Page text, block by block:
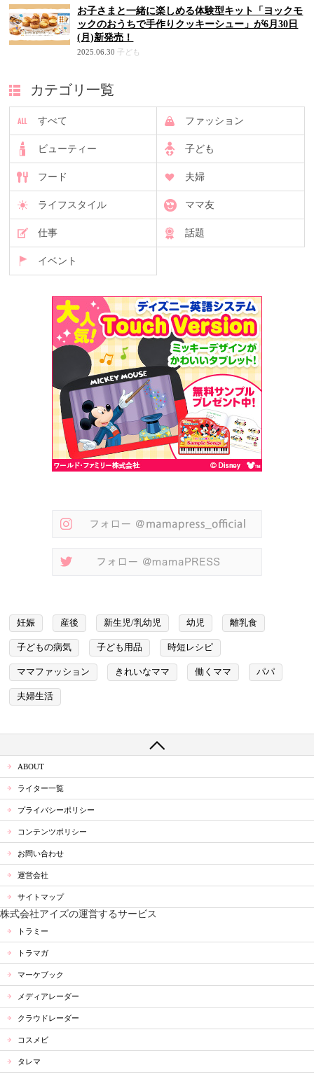
お子さまと一緒に楽しめる体験型キット「ヨックモ
ックのおうちで手作りクッキーシュー」が6月30日
(月)新発売！
2025.06.30 子ども
カテゴリ一覧
すべて ファッション
ビューティー 子ども
フード 夫婦
ライフスタイル ママ友
仕事 話題
イベント
妊娠 産後 新生児/乳幼児 幼児 離乳食
子どもの病気 子ども用品 時短レシピ
ママファッション きれいなママ 働くママ パパ
夫婦生活
ABOUT
ライター一覧
プライバシーポリシー
コンテンツポリシー
お問い合わせ
運営会社
サイトマップ
株式会社アイズの運営するサービス
トラミー
トラマガ
マーケブック
メディアレーダー
クラウドレーダー
コスメビ
タレマ